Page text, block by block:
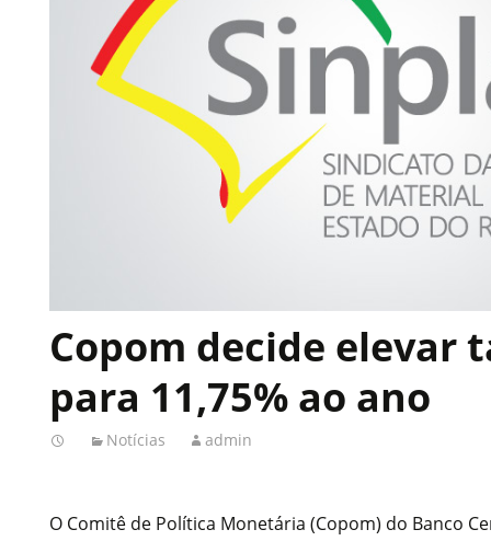
Copom decide elevar
para 11,75% ao ano
Notícias admin
O Comitê de Política Monetária (Copom) do Banco